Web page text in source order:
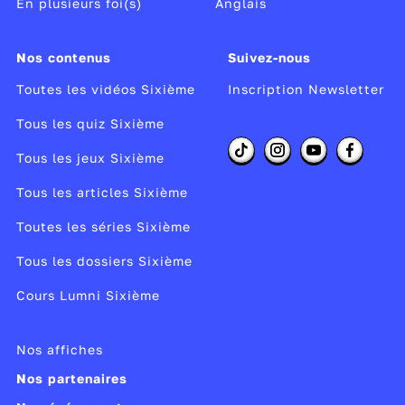
Je bus
elle émietta Je mis Je fus
elle envoya
pour « je »
En plusieurs foi(s) Anglais
Nos contenus
Toutes les vidéos Sixième
Tous les quiz Sixième
Tous les jeux Sixième
Tous les articles Sixième
Toutes les séries Sixième
Tous les dossiers Sixième
Cours Lumni Sixième
Suivez-nous
Inscription Newsletter
Nos affiches
Nos partenaires